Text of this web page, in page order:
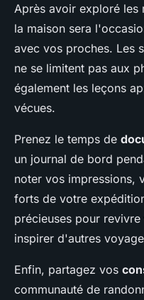
Après avoir exploré les
la maison sera
avec vos proches. Les
ne se limitent pas aux
également les leçons
vécues.
Prenez le temps de
un journal de bord
noter vos impressions,
forts de votre
précieuses pour
inspirer d'autres
Enfin, partagez vos
communauté de